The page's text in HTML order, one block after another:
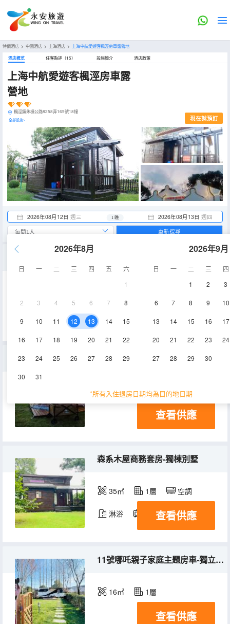
特價酒店 > 中國酒店 > 上海酒店 > 上海中航愛遊客楓涇房車露營地
酒店概览 住客點評（15） 設施簡介 酒店政策
上海中航愛遊客楓涇房車露
營地
楓涇鎮朱楓公路8258弄169號18幢
全部設施> 現在就預訂
2026年08月12日 週三 2026年08月13日 週四
1 晚
2026年8月
日 一 二 三 四 五
六
1
2 3 4 5 6 7 8
9 10 11 12 13 14 15
16 17 18 19 20 21 22
23 24 25 26 27 28 29
30 31
2026年9月
日 一 二 三
四
1
2 3
6 7 8 9 10
13 14 15 16 17
20 21 22 23 24
27 28 29 30
*所有入住退房日期均為目的地日期
重新搜尋
營地帳篷屋（含睡袋）
10㎡ 1層 淋浴
查看供應
森系木屋商務套房-獨棟別墅
35㎡ 1層 空調
淋浴 電視機
查看供應
11號哪吒親子家庭主題房車-獨立庭院
16㎡ 1層
查看供應